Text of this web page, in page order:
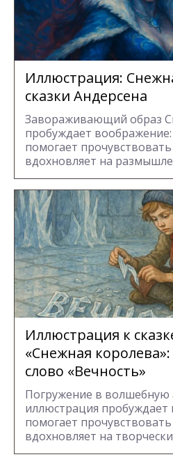
Иллюстрация:
сказки Андерсена
Завораживающий образ
пробуждает
помогает
вдохновляет на
Иллюстрация к
«Снежная
слово «Вечность»
Погружение в волшебную
иллюстрация пробуждает
помогает
вдохновляет на